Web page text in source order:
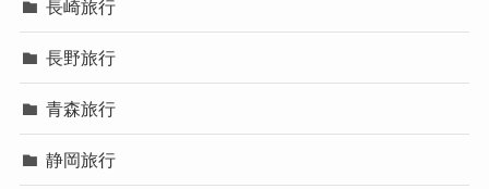
長崎旅行
長野旅行
青森旅行
静岡旅行